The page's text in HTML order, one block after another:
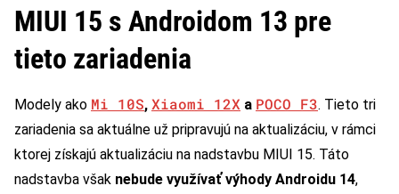
MIUI 15 s Androidom 13 pre
tieto zariadenia
Modely ako Mi 10S, Xiaomi 12X a POCO F3. Tieto tri
zariadenia sa aktuálne už pripravujú na aktualizáciu, v rámci
ktorej získajú aktualizáciu na nadstavbu MIUI 15. Táto
nadstavba však nebude využívať výhody Androidu 14,